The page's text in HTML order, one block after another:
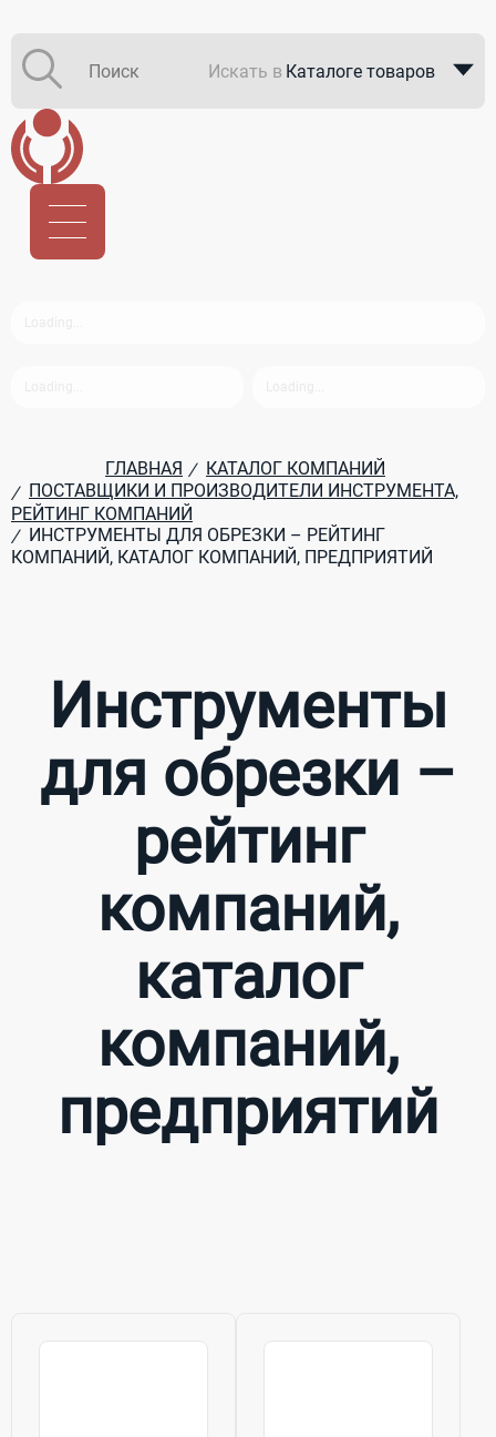
Искать в Каталоге товаров
ГЛАВНАЯ / КАТАЛОГ КОМПАНИЙ
/ ПОСТАВЩИКИ И ПРОИЗВОДИТЕЛИ ИНСТРУМЕНТА,
РЕЙТИНГ КОМПАНИЙ
/ ИНСТРУМЕНТЫ ДЛЯ ОБРЕЗКИ – РЕЙТИНГ
КОМПАНИЙ, КАТАЛОГ КОМПАНИЙ, ПРЕДПРИЯТИЙ
Инструменты
для обрезки –
рейтинг
компаний,
каталог
компаний,
предприятий